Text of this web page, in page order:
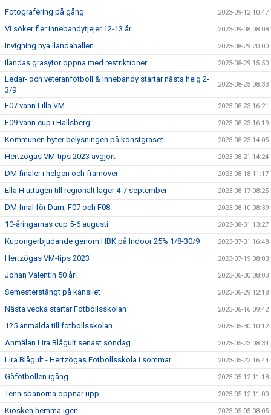
Fotografering på gång 2023-09-12 10:47
Vi söker fler innebandytjejer 12-13 år 2023-09-08 08:08
Invigning nya Ilandahallen 2023-08-29 20:00
Ilandas gräsytor öppna med restriktioner 2023-08-29 15:50
Ledar- och veteranfotboll & Innebandy startar nästa helg 2-
3/9
2023-08-25 08:33
F07 vann Lilla VM 2023-08-23 16:21
F09 vann cup i Hallsberg 2023-08-23 16:19
Kommunen byter belysningen på konstgräset 2023-08-23 14:05
Hertzögas VM-tips 2023 avgjort 2023-08-21 14:24
DM-finaler i helgen och framöver 2023-08-18 11:17
Ella H uttagen till regionalt läger 4-7 september 2023-08-17 08:25
DM-final för Dam, F07 och F08 2023-08-10 08:39
10-åringarnas cup 5-6 augusti 2023-08-01 13:27
Kupongerbjudande genom HBK på Indoor 25% 1/8-30/9 2023-07-31 16:48
Hertzögas VM-tips 2023 2023-07-19 08:03
Johan Valentin 50 år! 2023-06-30 08:03
Semesterstängt på kansliet 2023-06-29 12:18
Nästa vecka startar Fotbollsskolan 2023-06-16 09:42
125 anmälda till fotbollsskolan 2023-05-30 10:12
Anmälan Lira Blågult senast söndag 2023-05-23 08:34
Lira Blågult - Hertzögas Fotbollsskola i sommar 2023-05-22 16:44
Gåfotbollen igång 2023-05-12 11:18
Tennisbanorna öppnar upp 2023-05-12 11:00
Kiosken hemma igen 2023-05-05 08:05